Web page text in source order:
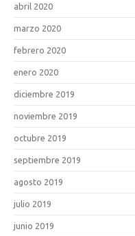
abril 2020
marzo 2020
febrero 2020
enero 2020
diciembre 2019
noviembre 2019
octubre 2019
septiembre 2019
agosto 2019
julio 2019
junio 2019